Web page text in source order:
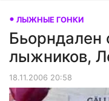
ЛЫЖНЫЕ ГОНКИ
Бьорндален
лыжников,
18.11.2006 20:58